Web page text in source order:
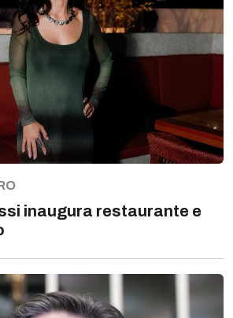
inaugura restaurante e